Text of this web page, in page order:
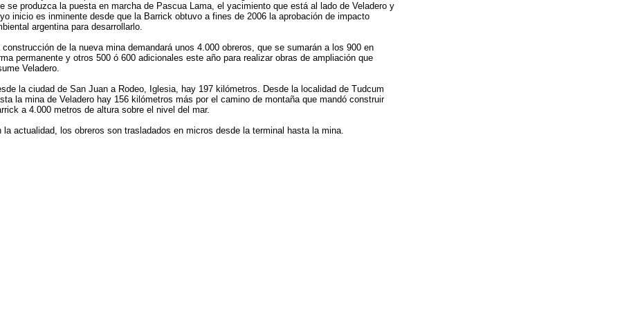
se produzca la puesta en marcha de Pascua Lama, el yacimiento que está al lado de Veladero y
inicio es inminente desde que la Barrick obtuvo a fines de 2006 la aprobación de impacto
argentina para desarrollarlo.
construcción de la nueva mina demandará unos 4.000 obreros, que se sumarán a los 900 en
permanente y otros 500 ó 600 adicionales este año para realizar obras de ampliación que
Veladero.
la ciudad de San Juan a Rodeo, Iglesia, hay 197 kilómetros. Desde la localidad de Tudcum
la mina de Veladero hay 156 kilómetros más por el camino de montaña que mandó construir
a 4.000 metros de altura sobre el nivel del mar.
la actualidad, los obreros son trasladados en micros desde la terminal hasta la mina.